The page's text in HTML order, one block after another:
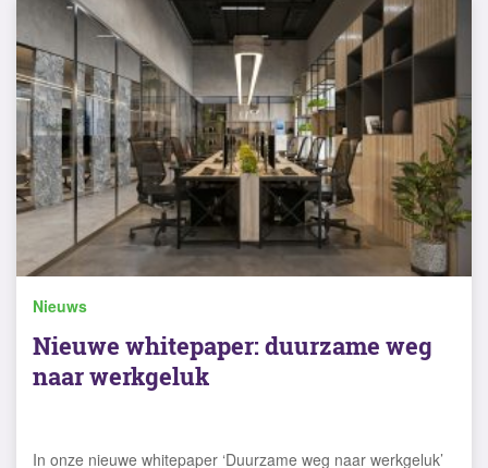
Nieuws
Nieuwe whitepaper: duurzame weg
naar werkgeluk
In onze nieuwe whitepaper ‘Duurzame weg naar werkgeluk’